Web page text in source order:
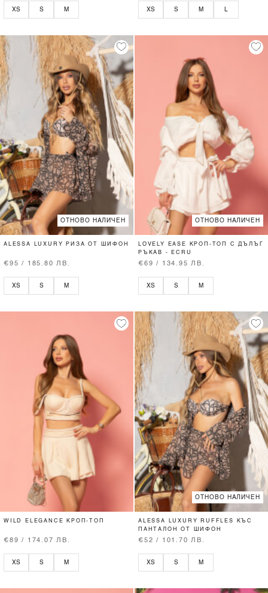
XS S M XS S M
ОТНОВО НАЛИЧЕН
ALESSA LUXURY РИЗА ОТ ШИФОН
€95 / 185.80 ЛВ.
XS S M
ОТНОВО НАЛИЧЕН
LOVELY EASE КРОП-ТОП С ДЪЛЪГ
РЪКАВ - ECRU
€69 / 134.95 ЛВ.
XS S M
WILD ELEGANCE КРОП-ТОП
€89 / 174.07 ЛВ.
XS S M
ОТНОВО НАЛИЧЕН
ALESSA LUXURY RUFFLES КЪС
ПАНТАЛОН ОТ ШИФОН
€52 / 101.70 ЛВ.
XS S M